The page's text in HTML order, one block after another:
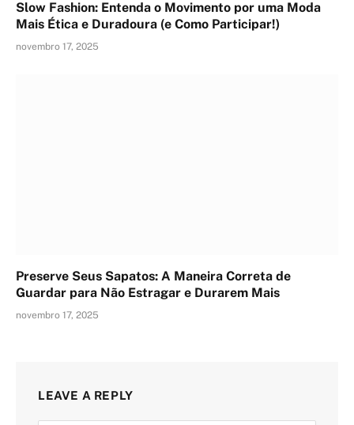
Slow Fashion: Entenda o Movimento por uma Moda
Mais Ética e Duradoura (e Como Participar!)
novembro 17, 2025
Preserve Seus Sapatos: A Maneira Correta de
Guardar para Não Estragar e Durarem Mais
novembro 17, 2025
LEAVE A REPLY